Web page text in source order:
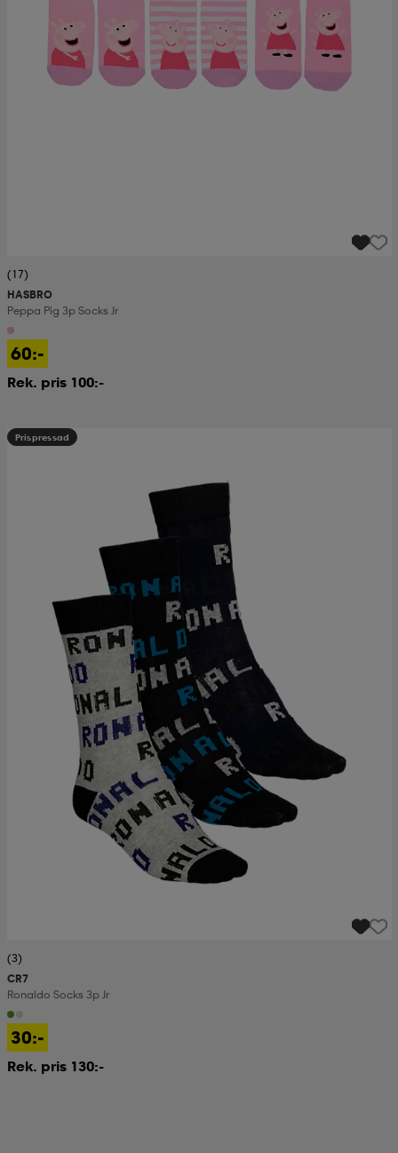
(17)
HASBRO
Peppa Pig 3p Socks Jr
60:-
Rek. pris 100:-
Prispressad
(3)
CR7
Ronaldo Socks 3p Jr
30:-
Rek. pris 130:-